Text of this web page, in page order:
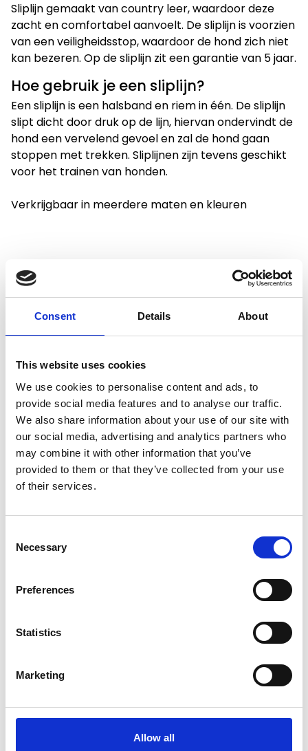
Consent Details About
This website uses cookies
We use cookies to personalise content and ads, to
provide social media features and to analyse our traffic.
We also share information about your use of our site with
our social media, advertising and analytics partners who
may combine it with other information that you’ve
provided to them or that they’ve collected from your use
of their services.
Selection
Necessary
Preferences
Statistics
Marketing
Allow all
Sliplijn gemaakt van country leer, waardoor deze
zacht en comfortabel aanvoelt. De sliplijn is voorzien
van een veiligheidsstop, waardoor de hond zich niet
kan bezeren. Op de sliplijn zit een garantie van 5 jaar.
Hoe gebruik je een sliplijn?
Een sliplijn is een halsband en riem in één. De sliplijn
slipt dicht door druk op de lijn, hiervan ondervindt de
hond een vervelend gevoel en zal de hond gaan
stoppen met trekken. Sliplijnen zijn tevens geschikt
voor het trainen van honden.
Verkrijgbaar in meerdere maten en kleuren
Productspecificaties
Gewicht
0.9 kg
Voorraad
1
Artikelcode
AB30044
EAN
5400956300448
Merk:Animal Boulevard
Animal Boulevard Sliplijn country
leer 16mm breed, 138cm lang
€38,50
Op voorraad